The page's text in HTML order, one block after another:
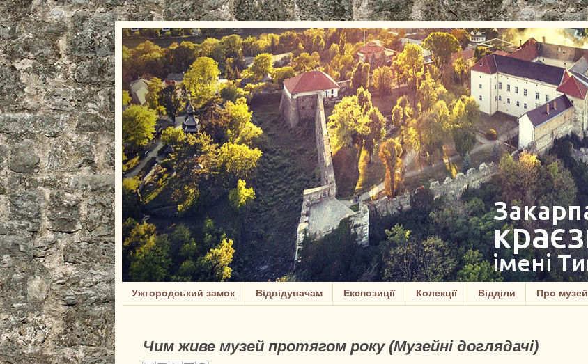
Ужгородський замок Відвідувачам Експозиції Колекції Відділи Про музей
Чим живе музей протягом року (Музейні доглядачі)